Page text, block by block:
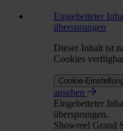
Eingebetteter
übersprungen
Dieser Inhalt ist
Cookies
Cookie-
ansehen
Eingebetteter
übersprungen.
Showreel Grand